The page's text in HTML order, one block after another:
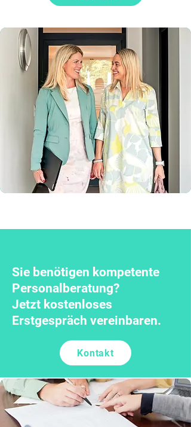
Sie benötigen kompetente
Personalberatung?
Jetzt kostenloses
Erstgespräch vereinbaren.
Kontakt